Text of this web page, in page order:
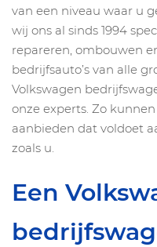
van een niveau waar u
wij ons al sinds 1994
repareren, ombouwen
bedrijfsauto’s van alle
Volkswagen
onze experts. Zo
aanbieden dat voldoet
zoals u.
Een